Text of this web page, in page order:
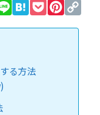
Line HatenaPocket
る方法